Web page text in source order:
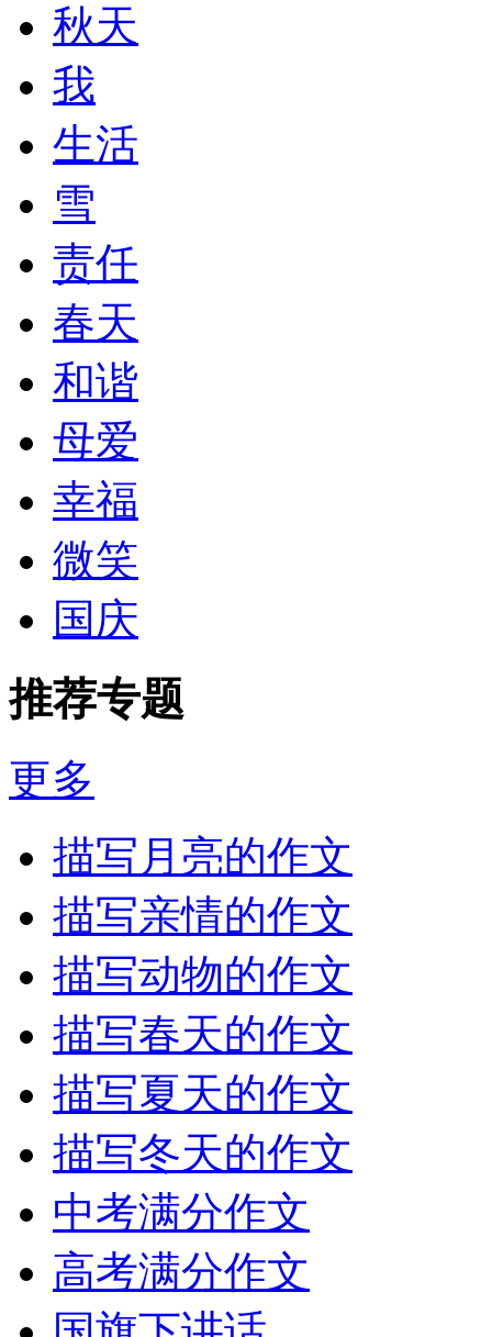
秋天
我
生活
雪
责任
春天
和谐
母爱
幸福
微笑
国庆
推荐专题
更多
描写月亮的作文
描写亲情的作文
描写动物的作文
描写春天的作文
描写夏天的作文
描写冬天的作文
中考满分作文
高考满分作文